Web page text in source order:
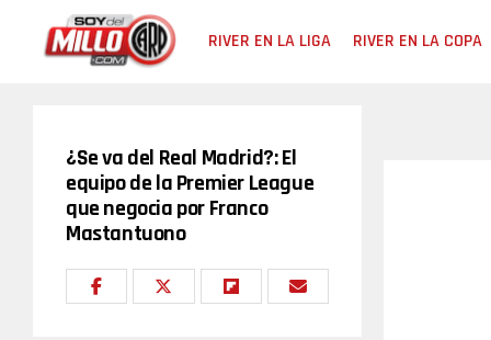
RIVER EN LA LIGA RIVER EN LA COPA
¿Se va del Real Madrid?: El
equipo de la Premier League
que negocia por Franco
Mastantuono